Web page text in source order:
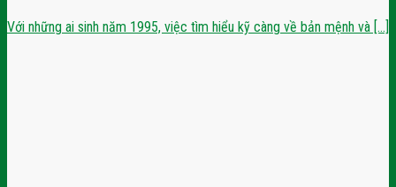
Với những ai sinh năm 1995, việc tìm hiểu kỹ càng về bản mệnh và [...]